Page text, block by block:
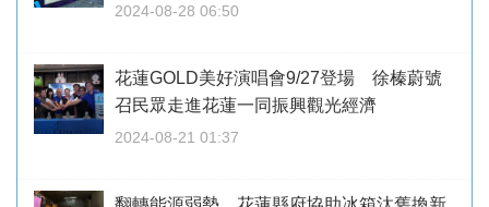
2024-08-28 06:50
花蓮GOLD美好演唱會9/27登場 徐榛蔚號
召民眾走進花蓮一同振興觀光經濟
2024-08-21 01:37